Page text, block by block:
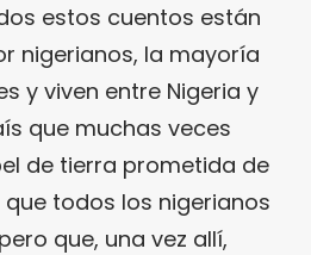
estos cuentos están
nigerianos, la mayoría
y viven entre Nigeria y
que muchas veces
de tierra prometida de
todos los nigerianos
que, una vez allí,